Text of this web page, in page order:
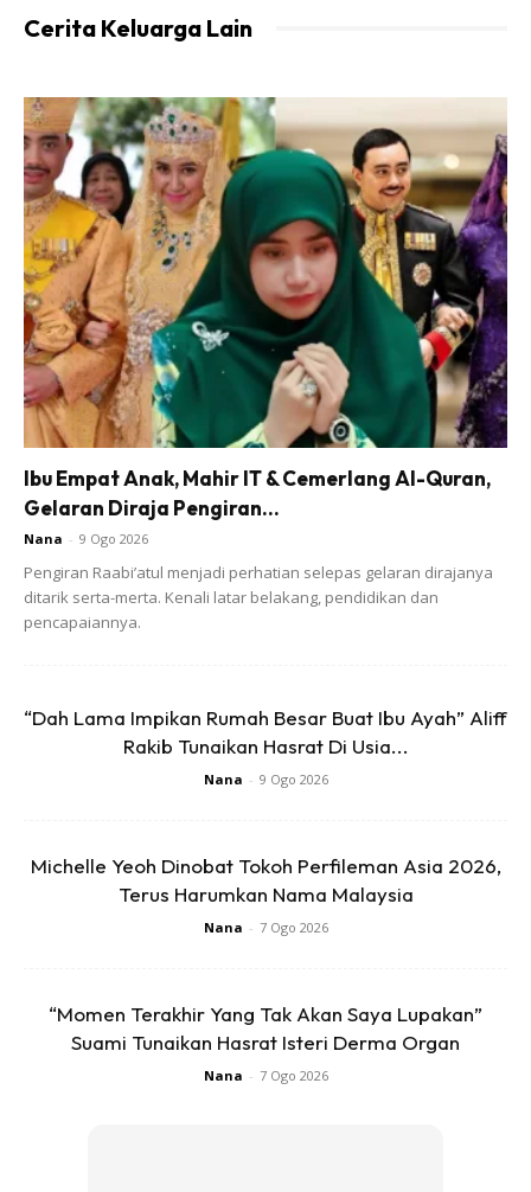
Dimuat naik dari akaun tik tok @kucingdalamakarung,
pemilik ini berkongsi video yang menunjukkan dirinya dan
seisi keluarganya membuka tong berisi wang syiling yang
disimpan lima tahun oleh ayah mereka.
Ads
yuk kita mulai nabung karena lama lama jadi
bukit loohhh 🙈##xyzbca ♬ LOW LOW
Cerita Keluarga Lain
Ibu Empat Anak, Mahir IT & Cemerlang Al-Quran,
Gelaran Diraja Pengiran...
Nana - 9 Ogo 2026
Pengiran Raabi’atul menjadi perhatian selepas gelaran dirajanya
ditarik serta-merta. Kenali latar belakang, pendidikan dan
pencapaiannya.
“Dah Lama Impikan Rumah Besar Buat Ibu Ayah” Aliff
Rakib Tunaikan Hasrat Di Usia...
Nana - 9 Ogo 2026
Michelle Yeoh Dinobat Tokoh Perfileman Asia 2026,
Terus Harumkan Nama Malaysia
Nana - 7 Ogo 2026
“Momen Terakhir Yang Tak Akan Saya Lupakan”
Suami Tunaikan Hasrat Isteri Derma Organ
Nana - 7 Ogo 2026